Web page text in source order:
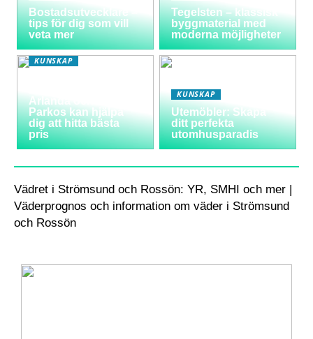
Bostadsutvecklare –
tips för dig som vill
veta mer
Tegelsten – klassisk
byggmaterial med
moderna möjligheter
KUNSKAP
Arlanda och hur
Parkos kan hjälpa
dig att hitta bästa
pris
KUNSKAP
Utemöbler: Skapa
ditt perfekta
utomhusparadis
Vädret i Strömsund och Rossön: YR, SMHI och mer |
Väderprognos och information om väder i Strömsund
och Rossön